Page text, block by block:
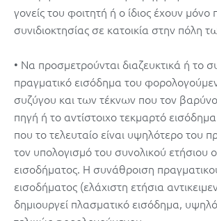
γονείς του φοιτητή ή ο ίδιος έχουν
συνιδιοκτησίας σε κατοικία στην πόλη
• Να προσμετρούνται διαζευκτικά ή το
πραγματικό εισόδημα του
συζύγου και των τέκνων που τον
πηγή ή το αντίστοιχο τεκμαρτό
που το τελευταίο είναι υψηλότερο του
τον υπολογισμό του συνολικού ετήσιου
εισοδήματος. Η συνάθροιση
εισοδήματος (ελάχιστη ετήσια
δημιουργεί πλασματικό εισόδημα,